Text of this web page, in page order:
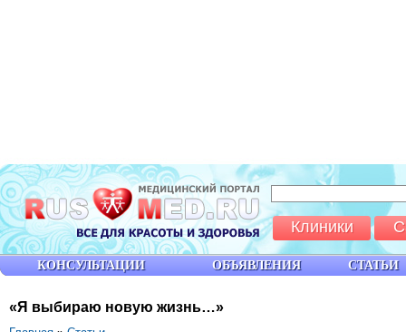
«Я выбираю новую жизнь…»
КОНСУЛЬТАЦИИ ОБЪЯВЛЕНИЯ СТАТЬИ
Клиники